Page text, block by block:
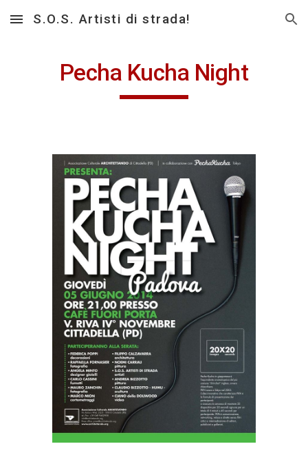
Skip to main content Skip to navigation
S.O.S. Artisti di strada!
Pecha Kucha Night